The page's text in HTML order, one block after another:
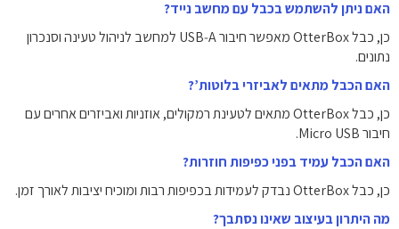
האם ניתן להשתמש בכבל עם מחשב נייד?
כן, כבל OtterBox מאפשר חיבור USB‑A למחשב לניהול טעינה וסנכרון
נתונים.
האם הכבל מתאים לאביזרי בלוטות’?
כן, כבל OtterBox מתאים לטעינת רמקולים, אוזניות ואביזרים אחרים עם
חיבור Micro USB.
האם הכבל עמיד בפני כפיפות חוזרות?
כן, כבל OtterBox נבדק לעמידות בכפיפות רבות ומוכיח יציבות לאורך זמן.
מה היתרון בעיצוב שאינו נסתבך?